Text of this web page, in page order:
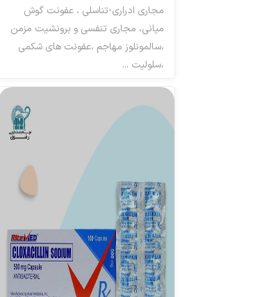
مجاری ادراری-تناسلی ، عفونت گوش
میانی، مجاری تنفسی و برونشیت مزمن
،سالمونلوز مهاجم ،عفونت های شکمی
،سلولیت ...